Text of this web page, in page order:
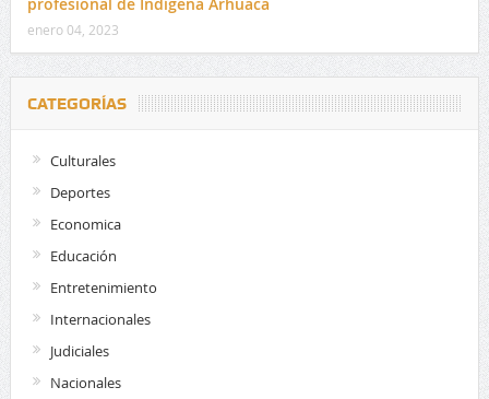
enero 04, 2023
CATEGORÍAS
Culturales
Deportes
Economica
Educación
Entretenimiento
Internacionales
Judiciales
Nacionales